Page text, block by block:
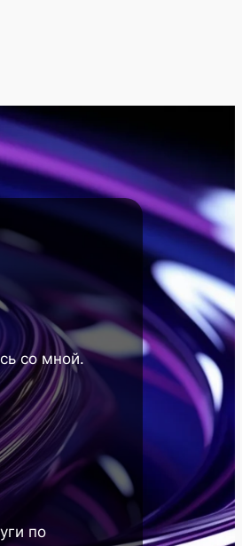
со мной.
по